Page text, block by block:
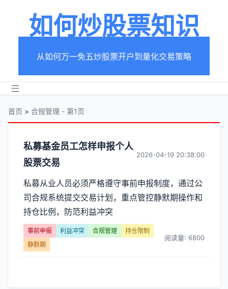
如何炒股票知识
从如何万一免五炒股票开户到量化交易策略
首页 > 合规管理 - 第1页
分
类
【合
规
管
理】
私募基金员工怎样申报个人
股票交易
2026-04-19 20:38:00
私募从业人员必须严格遵守事前申报制度，通过公
司合规系统提交交易计划，重点管控静默期操作和
持仓比例，防范利益冲突
事前申报 利益冲突 合规管理
持仓限制
静默期
阅读量: 6800